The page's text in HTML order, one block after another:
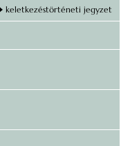
keletkezéstörténeti jegyzet